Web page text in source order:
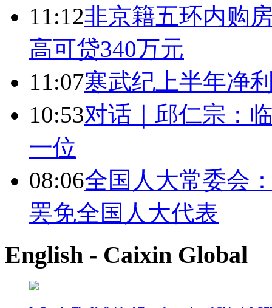
11:12非京籍五环内购
高可贷340万元
11:07寒武纪上半年净
10:53对话｜邱仁宗：
一位
08:06全国人大常委会
罢免全国人大代表
English - Caixin Global